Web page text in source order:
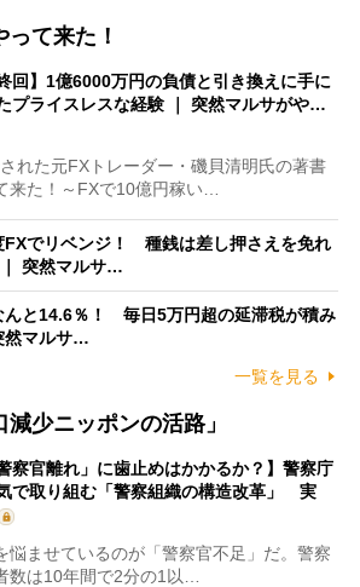
て来た！
終回】1億6000万円の負債と引き換えに手に
プライスレスな経験 ｜ 突然マルサがや…
れた元FXトレーダー・磯貝清明氏の著書
来た！～FXで10億円稼い…
FXでリベンジ！ 種銭は差し押さえを免れ
突然マルサ…
んと14.6％！ 毎日5万円超の延滞税が積み
然マルサ…
一覧を見る
少ニッポンの活路」
警察官離れ」に歯止めはかかるか？】警察庁
で取り組む「警察組織の構造改革」 実
ませているのが「警察官不足」だ。警察
数は10年間で2分の1以…